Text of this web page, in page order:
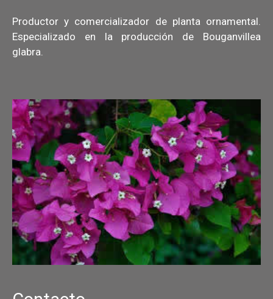
Productor y comercializador de planta ornamental.
Especializado en la producción de Bouganvillea
glabra.